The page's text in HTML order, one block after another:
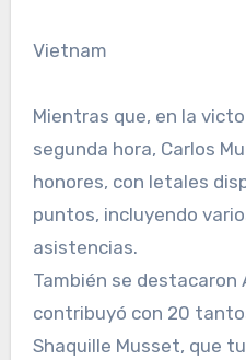
Vietnam
Mientras que, en la
segunda hora, Carlos
honores, con letales
puntos, incluyendo
asistencias.
También se destacaron
contribuyó con 20
Shaquille Musset, que